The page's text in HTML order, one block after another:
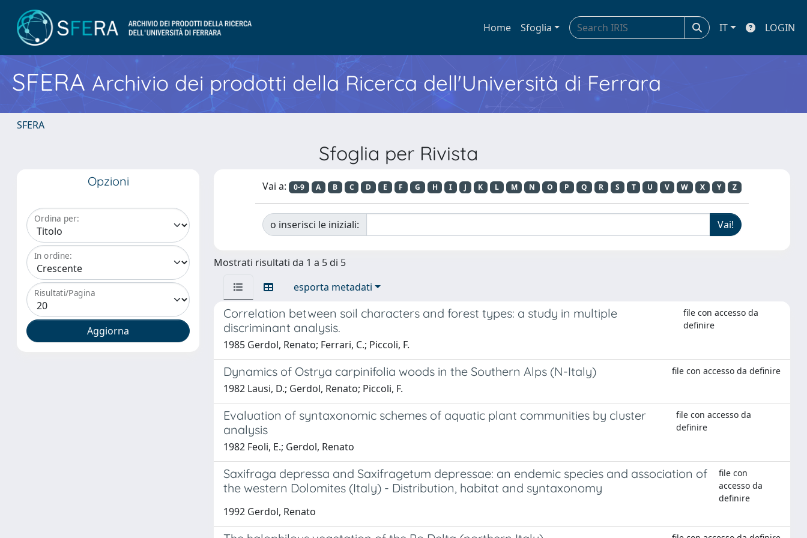
Home Sfoglia IT LOGIN
SFERA Archivio dei prodotti della Ricerca dell'Università di Ferrara
SFERA
Sfoglia per Rivista
Opzioni
Ordina per:
In ordine:
Risultati/Pagina
Vai a: 0-9 A B C D E F G H I J K L M N O P Q R S T U V W X Y Z
o inserisci le iniziali:
Mostrati risultati da 1 a 5 di 5
esporta metadati
Correlation between soil characters and forest types: a study in multiple
discriminant analysis.
file con accesso da
definire
1985 Gerdol, Renato; Ferrari, C.; Piccoli, F.
Dynamics of Ostrya carpinifolia woods in the Southern Alps (N-Italy) file con accesso da definire
1982 Lausi, D.; Gerdol, Renato; Piccoli, F.
Evaluation of syntaxonomic schemes of aquatic plant communities by cluster
analysis
file con accesso da
definire
1982 Feoli, E.; Gerdol, Renato
Saxifraga depressa and Saxifragetum depressae: an endemic species and association of
the western Dolomites (Italy) - Distribution, habitat and syntaxonomy
file con
accesso da
definire
1992 Gerdol, Renato